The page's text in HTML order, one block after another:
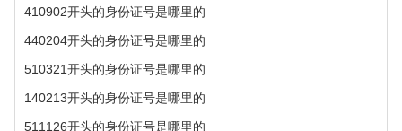
410902开头的身份证号是哪里的
440204开头的身份证号是哪里的
510321开头的身份证号是哪里的
140213开头的身份证号是哪里的
511126开头的身份证号是哪里的